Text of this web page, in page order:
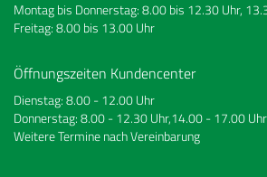
Montag bis Donnerstag: 8.00 bis 12.30 Uhr,
Freitag: 8.00 bis 13.00 Uhr
Öffnungszeiten Kundencenter
Dienstag: 8.00 - 12.00 Uhr
Donnerstag: 8.00 - 12.30 Uhr,14.00 - 17.00 Uhr
Weitere Termine nach Vereinbarung